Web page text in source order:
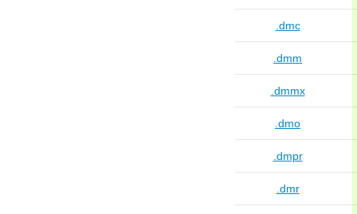
.dmc
.dmm
.dmmx
.dmo
.dmpr
.dmr